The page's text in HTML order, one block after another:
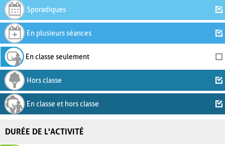
Sporadiques
En plusieurs séances
En classe seulement
Hors classe
En classe et hors classe
DURÉE DE L'ACTIVITÉ